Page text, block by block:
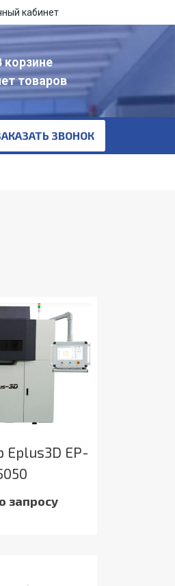
кабинет
корзине
товаров
ЗАКАЗАТЬ ЗВОНОК
Eplus3D EP-
запросу